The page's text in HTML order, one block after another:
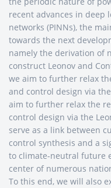
recent advances in deep
networks (PINNs), the
towards the next
namely the derivation of
construct Leonov and
we aim to further relax
and control design via
aim to further relax the
control design via the
serve as a link between
control synthesis and a
to climate-neutral future
center of numerous
To this end, we will also